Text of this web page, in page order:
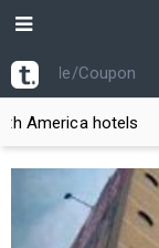
Code/Coupon
America hotels
Previous